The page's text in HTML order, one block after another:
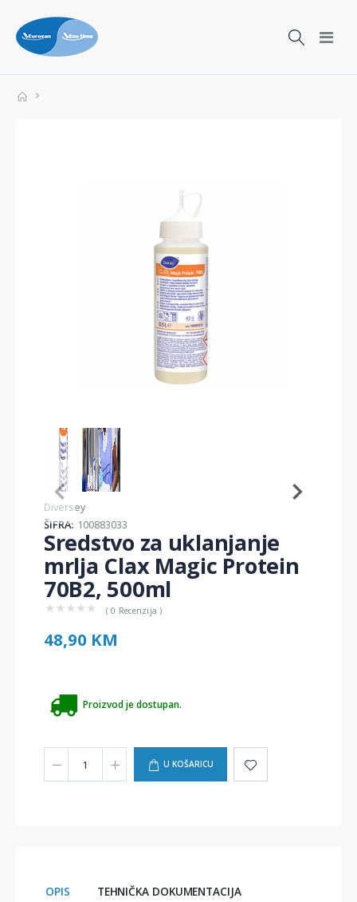
Item
1
of
2
Diversey
ŠIFRA: 100883033
Sredstvo za uklanjanje
mrlja Clax Magic Protein
70B2, 500ml
★ ★ ★ ★ ★ ( 0 Recenzija )
48,90 KM
Proizvod je dostupan.
U KOŠARICU
OPIS
TEHNIČKA DOKUMENTACIJA